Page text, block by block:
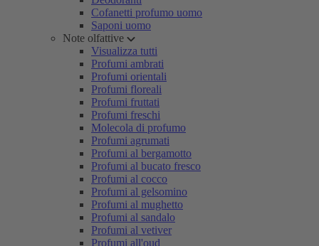
Cofanetti profumo uomo
Saponi uomo
Note olfattive
Visualizza tutti
Profumi ambrati
Profumi orientali
Profumi floreali
Profumi fruttati
Profumi freschi
Molecola di profumo
Profumi agrumati
Profumi al bergamotto
Profumi al bucato fresco
Profumi al cocco
Profumi al gelsomino
Profumi al mughetto
Profumi al sandalo
Profumi al vetiver
Profumi all'oud